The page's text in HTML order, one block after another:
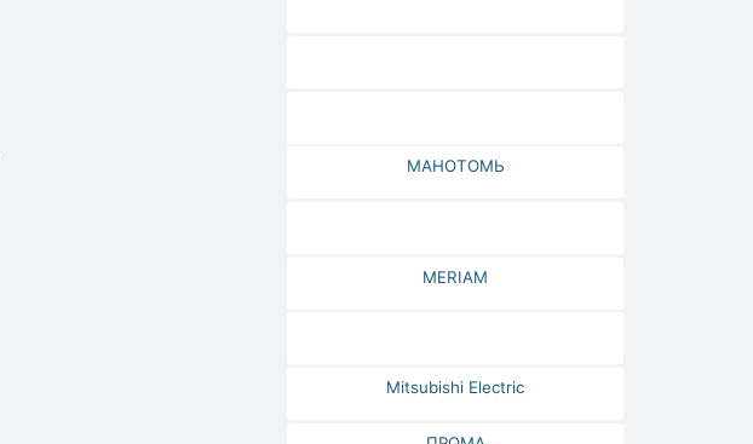
МАНОТОМЬ
MERIAM
Mitsubishi Electric